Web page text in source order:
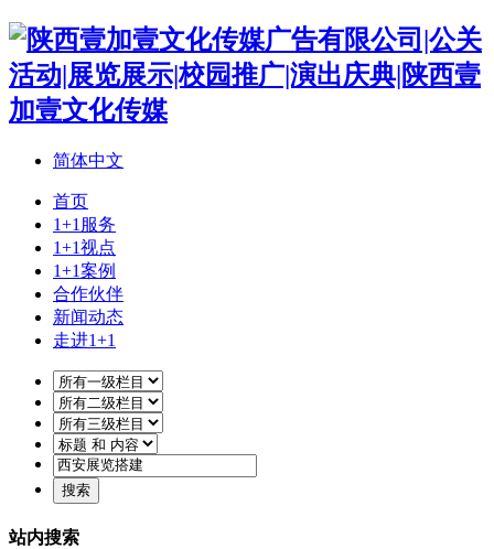
简体中文
首页
1+1服务
1+1视点
1+1案例
合作伙伴
新闻动态
走进1+1
站内搜索